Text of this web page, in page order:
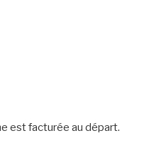
est facturée au départ.